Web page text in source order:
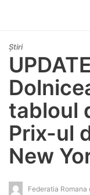
Știri
tabloul
Prix-ul
New
Federatia Romana